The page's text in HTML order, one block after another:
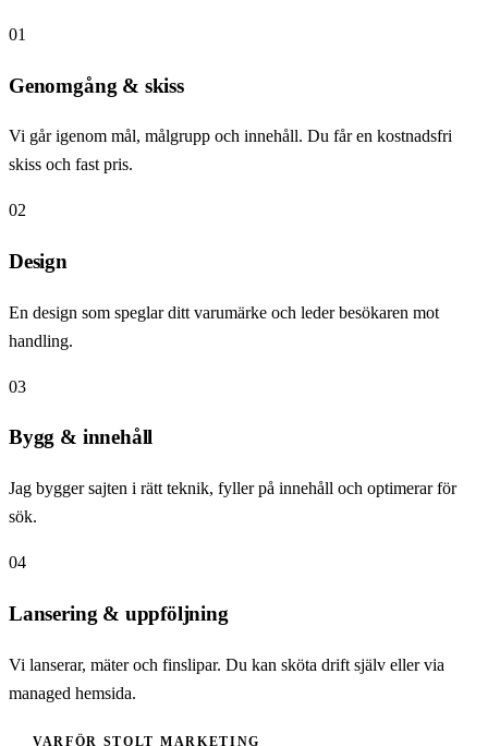
01
Genomgång & skiss
Vi går igenom mål, målgrupp och innehåll. Du får en kostnadsfri
skiss och fast pris.
02
Design
En design som speglar ditt varumärke och leder besökaren mot
handling.
03
Bygg & innehåll
Jag bygger sajten i rätt teknik, fyller på innehåll och optimerar för
sök.
04
Lansering & uppföljning
Vi lanserar, mäter och finslipar. Du kan sköta drift själv eller via
managed hemsida.
VARFÖR STOLT MARKETING